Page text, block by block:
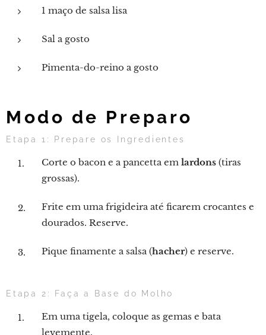
1 maço de salsa lisa
Sal a gosto
Pimenta-do-reino a gosto
Modo de Preparo
Etapa 1: Prepare os Ingredientes
Corte o bacon e a pancetta em lardons (tiras
grossas).
Frite em uma frigideira até ficarem crocantes e
dourados. Reserve.
Pique finamente a salsa (hacher) e reserve.
Etapa 2: Faça a Base do Molho
Em uma tigela, coloque as gemas e bata
levemente.